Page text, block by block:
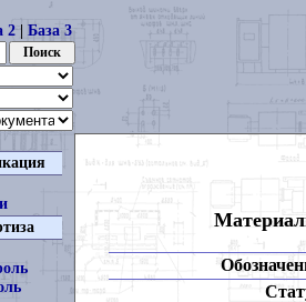
2| База 3